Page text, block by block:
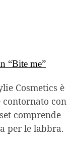
“Bite me”
Cosmetics è
contornato con
comprende
per le labbra.